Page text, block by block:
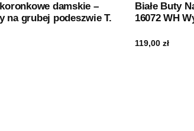
damskie –
na grubej podeszwie T.
Białe Buty
16072 WH
119,00 zł